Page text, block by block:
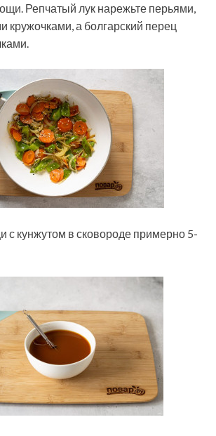
Репчатый лук нарежьте перьями,
кружочками, а болгарский перец
с кунжутом в сковороде примерно 5-